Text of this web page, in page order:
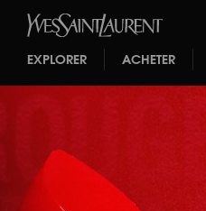
EXPLORER ACHETER